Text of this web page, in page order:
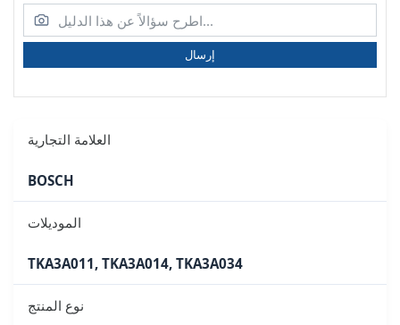
إرسال
العلامة التجارية
BOSCH
الموديلات
TKA3A011, TKA3A014, TKA3A034
نوع المنتج